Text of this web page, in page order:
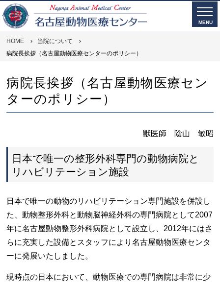
MENU
HOME › 当院について
›
病院長挨拶（名古屋動物医療センターのポリシー）
病院長挨拶（名古屋動物医療セン
ターのポリシー）
獣医師 陰山 敏昭
日本で唯一の整形外科専門の動物病院と
リハビリテーション施設
日本で唯一の動物のリハビリテーション専門施設を併設し
た、動物整形外科と動物脳神経外科の専門病院として2007
年に名古屋動物整形外科病院として設立し、2012年にはさ
らに充実した設備とスタッフにより名古屋動物医療センタ
ーに発展いたしました。
現時点の日本において、動物医療での専門病院は非常に少